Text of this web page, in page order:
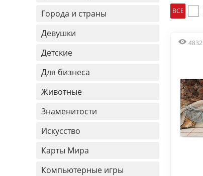
Города и страны
Девушки
Детские
Для бизнеса
Животные
Знаменитости
Искусство
Карты Мира
Компьютерные игры
ВСЕ
4832